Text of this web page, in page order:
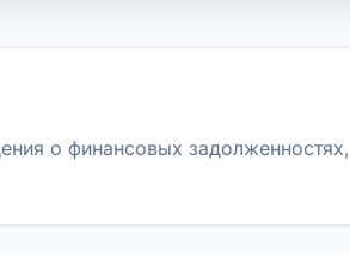
о финансовых